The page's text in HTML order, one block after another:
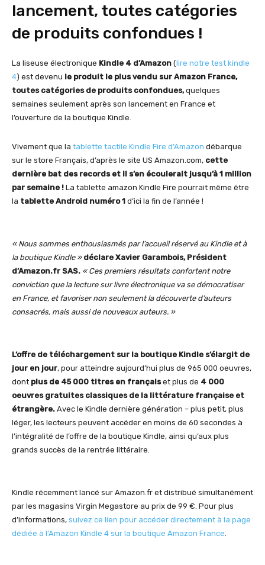
lancement, toutes catégories
de produits confondues !
La liseuse électronique Kindle 4 d’Amazon (lire notre test kindle
4) est devenu le produit le plus vendu sur Amazon France,
toutes catégories de produits confondues,quelques
semaines seulement après son lancement en France et
l’ouverture de la boutique Kindle.
Vivement que la tablette tactile Kindle Fire d’Amazon débarque
sur le store Français, d’après le site US Amazon.com, cette
dernière bat des records et il s’en écoulerait jusqu’à 1 million
par semaine ! La tablette amazon Kindle Fire pourrait même être
la tablette Android numéro 1 d’ici la fin de l’année !
« Nous sommes enthousiasmés par l’accueil réservé au Kindle et à
la boutique Kindle » déclare Xavier Garambois, Président
d’Amazon.fr SAS. « Ces premiers résultats confortent notre
conviction que la lecture sur livre électronique va se démocratiser
en France, et favoriser non seulement la découverte d’auteurs
consacrés, mais aussi de nouveaux auteurs. »
L’offre de téléchargement sur la boutique Kindle s’élargit de
jour en jour, pour atteindre aujourd’hui plus de 965 000 oeuvres,
dont plus de 45 000 titres en françaiset plus de 4 000
oeuvres gratuites classiques de la littérature française et
étrangère. Avec le Kindle dernière génération – plus petit, plus
léger, les lecteurs peuvent accéder en moins de 60 secondes à
l’intégralité de l’offre de la boutique Kindle, ainsi qu’aux plus
grands succès de la rentrée littéraire.
Kindle récemment lancé sur Amazon.fr et distribué simultanément
par les magasins Virgin Megastore au prix de 99 €. Pour plus
d’informations, suivez ce lien pour accéder directement à la page
dédiée à l’Amazon Kindle 4 sur la boutique Amazon France